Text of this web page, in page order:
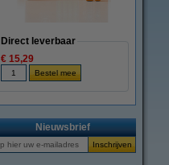
Direct leverbaar
€ 15,29
Nieuwsbrief